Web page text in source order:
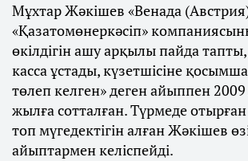
Мұхтар Жәкішев «Венада
«Қазатомөнеркәсіп»
өкілдігін ашу арқылы пайда
касса ұстады, күзетшісіне
төлеп келген» деген айыппен
жылға сотталған. Түрмеде
топ мүгедектігін алған Жәкішев
айыптармен келіспейді.